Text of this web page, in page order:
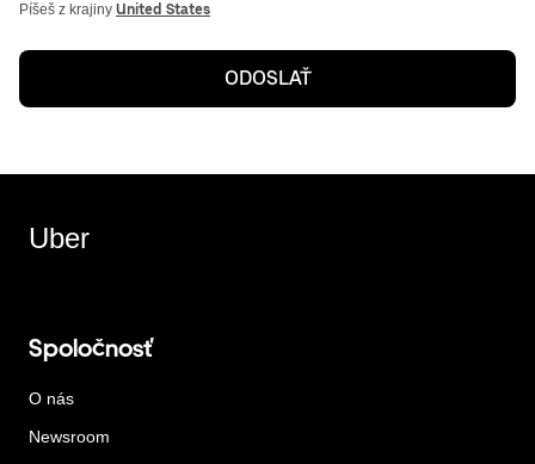
Píšeš z krajiny United States
ODOSLAŤ
Uber
Spoločnosť
O nás
Newsroom